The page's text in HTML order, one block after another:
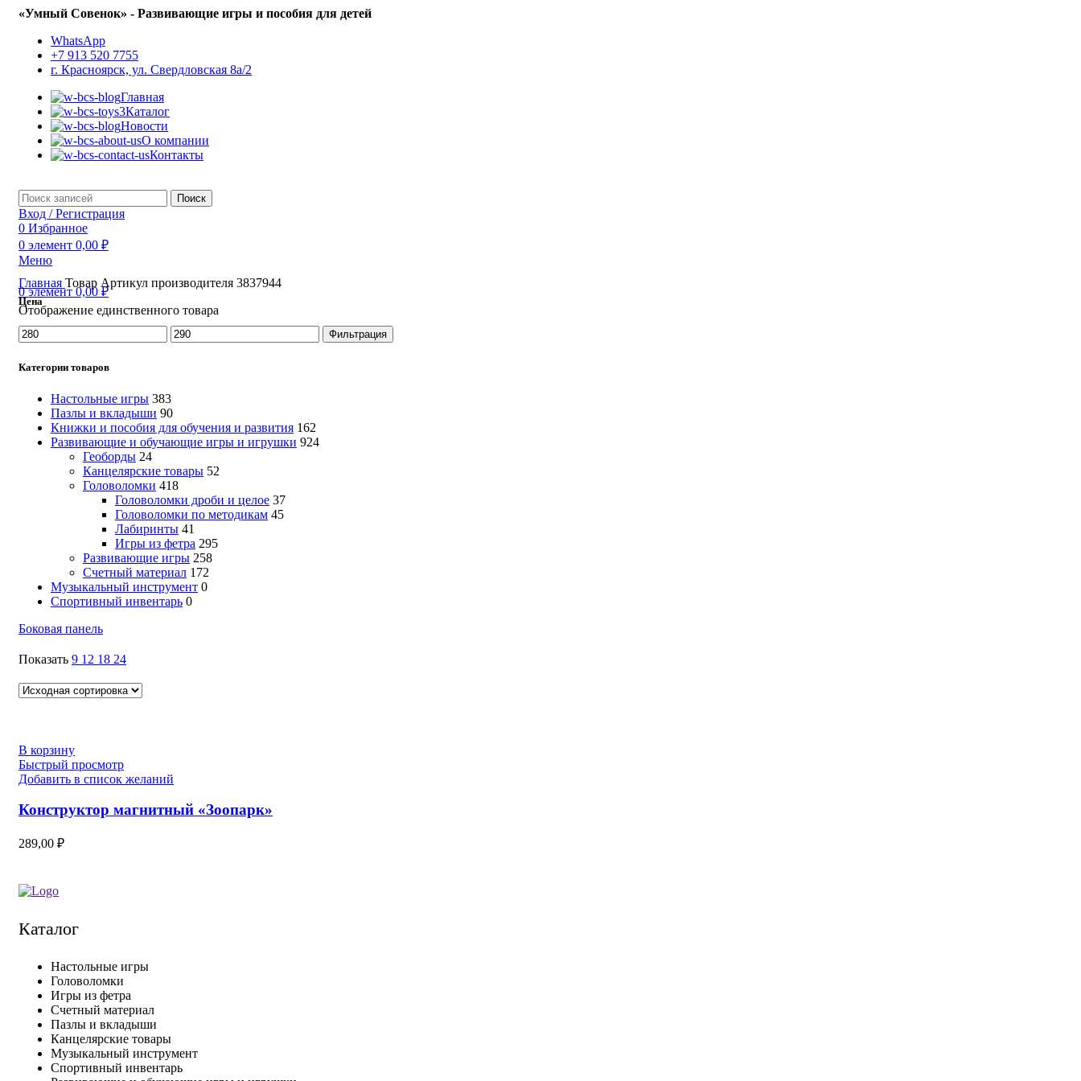
«Умный Совенок» - Развивающие игры и пособия для детей
WhatsApp
+7 913 520 7755
г. Красноярск, ул. Свердловская 8а/2
Главная
Каталог
Новости
О компании
Контакты
Поиск
Вход / Регистрация
0 Избранное
0 элемент 0,00 ₽
Меню
0элемент 0,00₽
Главная Товар Артикул производителя 3837944
Отображение единственного товара
Цена
Минимальная
цена
Максимальная
цена
Фильтрация
Категории товаров
Настольные игры 383
Пазлы и вкладыши 90
Книжки и пособия для обучения и развития 162
Развивающие и обучающие игры и игрушки 924
Геоборды 24
Канцелярские товары 52
Головоломки 418
Головоломки дроби и целое 37
Головоломки по методикам 45
Лабиринты 41
Игры из фетра 295
Развивающие игры 258
Счетный материал 172
Музыкальный инструмент 0
Спортивный инвентарь 0
Боковая панель
Показать 9 12 18 24
В корзину
Быстрый просмотр
Добавить в список желаний
Конструктор магнитный «Зоопарк»
289,00 ₽
Каталог
Настольные игры
Головоломки
Игры из фетра
Счетный материал
Пазлы и вкладыши
Канцелярские товары
Музыкальный инструмент
Спортивный инвентарь